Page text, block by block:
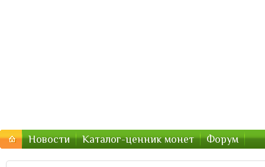
Новости Каталог-ценник монет Форум